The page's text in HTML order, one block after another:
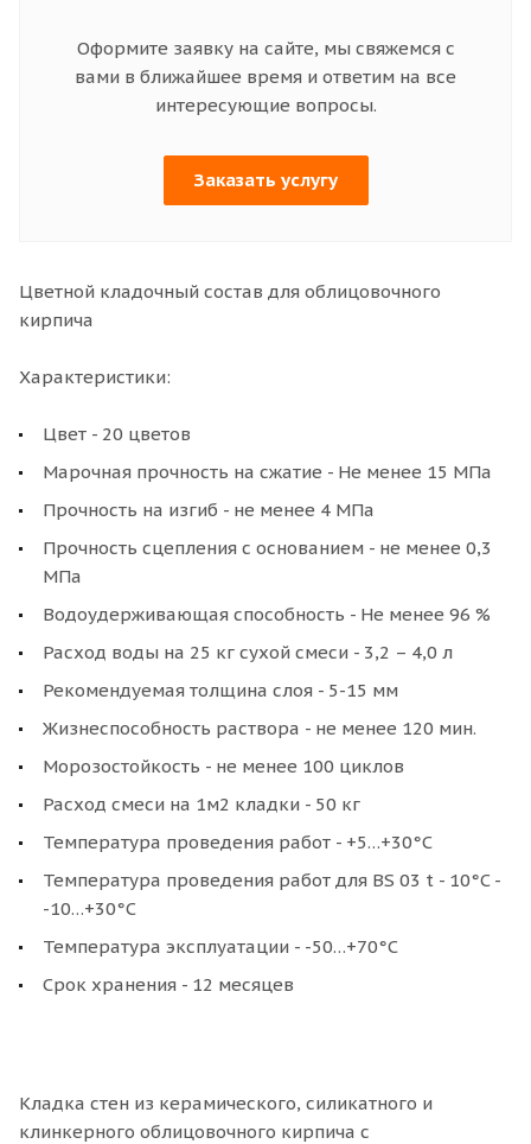
Оформите заявку на сайте, мы свяжемся с
вами в ближайшее время и ответим на все
интересующие вопросы.
Заказать услугу
Цветной кладочный состав для облицовочного
кирпича
Характеристики:
Цвет - 20 цветов
Марочная прочность на сжатие - Не менее 15 МПа
Прочность на изгиб - не менее 4 МПа
Прочность сцепления с основанием - не менее 0,3
МПа
Водоудерживающая способность - Не менее 96 %
Расход воды на 25 кг сухой смеси - 3,2 – 4,0 л
Рекомендуемая толщина слоя - 5-15 мм
Жизнеспособность раствора - не менее 120 мин.
Морозостойкость - не менее 100 циклов
Расход смеси на 1м2 кладки - 50 кг
Температура проведения работ - +5…+30°С
Температура проведения работ для BS 03 t - 10°C -
-10…+30°С
Температура эксплуатации - -50…+70°С
Срок хранения - 12 месяцев
Кладка стен из керамического, силикатного и
клинкерного облицовочного кирпича с